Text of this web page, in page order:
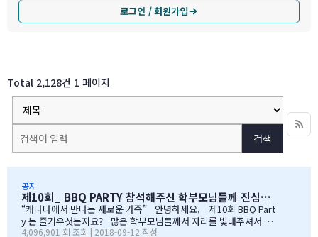
로그인 / 회원가입
Total 2,128건 1 페이지
검색
공지
제10회_ BBQ PARTY 참석해주신 학부모님들께 진심으로 감사드립니다
“캐나다에서 만나는 새로운 가족” 안녕하세요, 제10회 BBQ Part
y 는 즐거우셧는지요? 많은 학부모님들께서 자리를 빛내주셔서 너
무 감사합니다. 오전에 비가 와서 많이 걱정을 하엿지만, 다행이도
4,096,901 회 조회 | 2018-09-12 작성